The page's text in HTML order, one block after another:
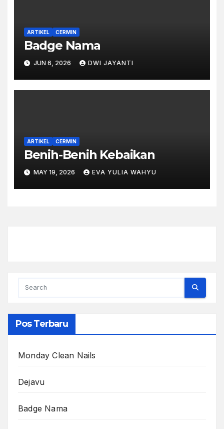
ARTIKEL CERMIN
Badge Nama
JUN 6, 2026 DWI JAYANTI
ARTIKEL CERMIN
Benih-Benih Kebaikan
MAY 19, 2026 EVA YULIA WAHYU
Pos Terbaru
Monday Clean Nails
Dejavu
Badge Nama